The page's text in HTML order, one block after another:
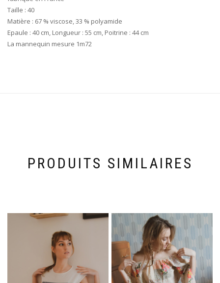
Taille : 40
Matière : 67 % viscose, 33 % polyamide
Epaule : 40 cm, Longueur : 55 cm, Poitrine : 44 cm
La mannequin mesure 1m72
PRODUITS SIMILAIRES